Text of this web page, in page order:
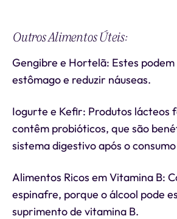
Outros Alimentos Úteis:
Gengibre e Hortelã: Estes
estômago e reduzir náuseas.
Iogurte e Kefir: Produtos lácteos
contêm probióticos, que são
sistema digestivo após o
Alimentos Ricos em Vitamina B:
espinafre, porque o álcool pode
suprimento de vitamina B.